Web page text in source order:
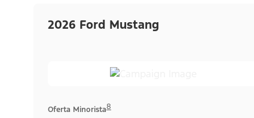
2026 Ford Mustang
Oferta Minorista8